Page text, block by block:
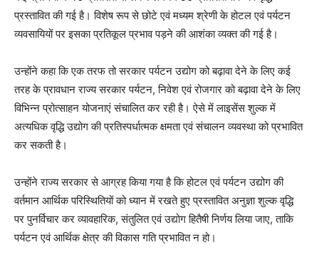
प्रस्तावित की गई है। विशेष रूप से छोटे एवं मध्यम श्रेणी के होटल एवं पर्यटन
व्यवसायियों पर इसका प्रतिकूल प्रभाव पड़ने की आशंका व्यक्त की गई है।
उन्होंने कहा कि एक तरफ तो सरकार पर्यटन उद्योग को बढ़ावा देने के लिए कई
तरह के प्रावधान राज्य सरकार पर्यटन, निवेश एवं रोजगार को बढ़ावा देने के लिए
विभिन्न प्रोत्साहन योजनाएं संचालित कर रही है। ऐसे में लाइसेंस शुल्क में
अत्यधिक वृद्धि उद्योग की प्रतिस्पर्धात्मक क्षमता एवं संचालन व्यवस्था को प्रभावित
कर सकती है।
उन्होंने राज्य सरकार से आग्रह किया गया है कि होटल एवं पर्यटन उद्योग की
वर्तमान आर्थिक परिस्थितियों को ध्यान में रखते हुए प्रस्तावित अनुज्ञा शुल्क वृद्धि
पर पुनर्विचार कर व्यावहारिक, संतुलित एवं उद्योग हितैषी निर्णय लिया जाए, ताकि
पर्यटन एवं आर्थिक क्षेत्र की विकास गति प्रभावित न हो।